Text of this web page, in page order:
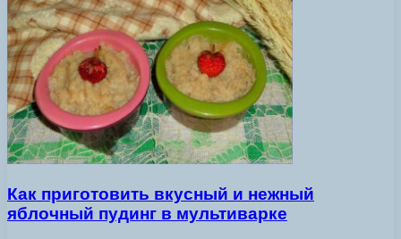
Как приготовить вкусный и нежный
яблочный пудинг в мультиварке